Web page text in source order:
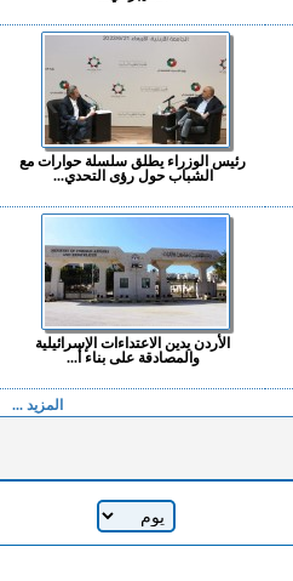
رئيس الوزراء يطلق سلسلة حوارات مع
الشباب حول رؤى التحدي...
الأردن يدين الاعتداءات الإسرائيلية
والمصادقة على بناء أ...
المزيد ...